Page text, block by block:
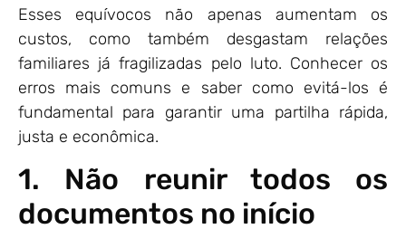
Esses equívocos não apenas aumentam os
custos, como também desgastam relações
familiares já fragilizadas pelo luto. Conhecer os
erros mais comuns e saber como evitá-los é
fundamental para garantir uma partilha rápida,
justa e econômica.
1. Não reunir todos os
documentos no início